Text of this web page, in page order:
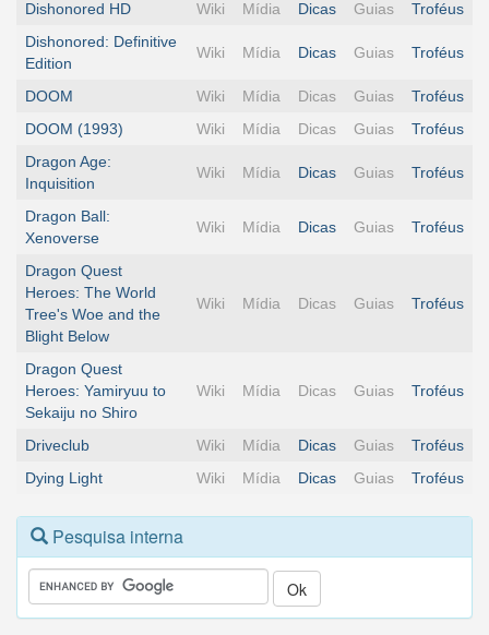
Dishonored HD Wiki Mídia Dicas Guias
Troféus
Dishonored: Definitive
Edition
Wiki Mídia Dicas Guias Troféus
DOOM Wiki Mídia Dicas Guias
Troféus
DOOM (1993)
Wiki Mídia Dicas Guias
Troféus
Dragon Age:
Inquisition
Wiki Mídia Dicas Guias Troféus
Dragon Ball:
Xenoverse
Wiki Mídia Dicas Guias Troféus
Dragon Quest
Heroes: The World
Tree's Woe and the
Blight Below
Wiki Mídia Dicas Guias Troféus
Dragon Quest
Heroes: Yamiryuu to
Sekaiju no Shiro
Wiki Mídia Dicas Guias Troféus
Driveclub Wiki Mídia Dicas Guias
Troféus
Dying Light
Wiki Mídia Dicas Guias Troféus
Pesquisa interna